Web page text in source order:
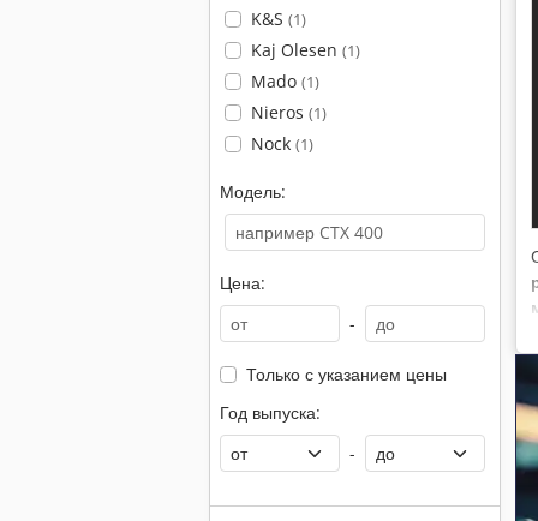
K&S (1)
Kaj Olesen (1)
Mado (1)
Nieros (1)
Nock (1)
Модель:
Цена:
-
Только с указанием цены
Год выпуска:
-